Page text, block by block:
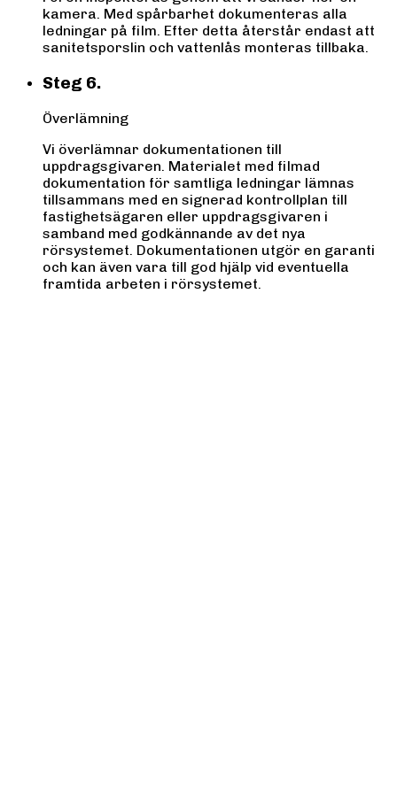
kamera. Med spårbarhet dokumenteras alla
ledningar på film. Efter detta återstår endast att
sanitetsporslin och vattenlås monteras tillbaka.
Steg 6.
Överlämning
Vi överlämnar dokumentationen till
uppdragsgivaren. Materialet med filmad
dokumentation för samtliga ledningar lämnas
tillsammans med en signerad kontrollplan till
fastighetsägaren eller uppdragsgivaren i
samband med godkännande av det nya
rörsystemet. Dokumentationen utgör en garanti
och kan även vara till god hjälp vid eventuella
framtida arbeten i rörsystemet.